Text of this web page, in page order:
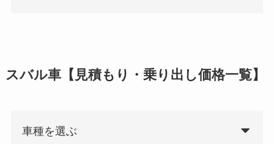
スバル車【見積もり・乗り出し価格一覧】
車種を選ぶ